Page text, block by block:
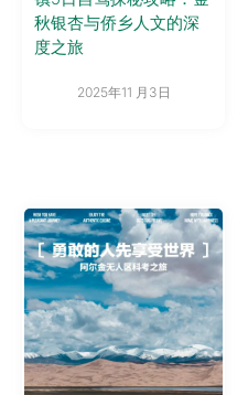
秋银杏与侨乡人文的深
度之旅
2025年11 月3日